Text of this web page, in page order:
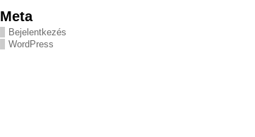
Meta
Bejelentkezés
WordPress